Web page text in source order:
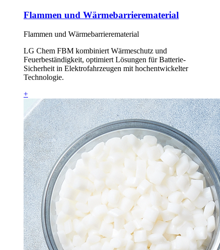
Flammen und Wärmebarrierematerial
Flammen und Wärmebarrierematerial
LG Chem FBM kombiniert Wärmeschutz und
Feuerbeständigkeit, optimiert Lösungen für Batterie-
Sicherheit in Elektrofahrzeugen mit hochentwickelter
Technologie.
+